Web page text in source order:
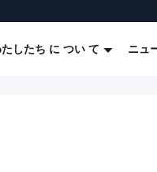
たしたち に つい て ニュ